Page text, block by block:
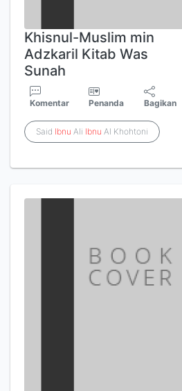
Khisnul-Muslim min
Adzkaril Kitab Was
Sunah
Komentar Penanda Bagikan
Said Ibnu Ali Ibnu Al Khohtoni